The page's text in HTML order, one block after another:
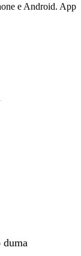
e Android. App
duma